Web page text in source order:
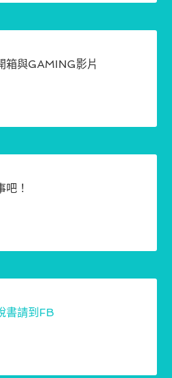
箱與GAMING影片
！
書請到FB